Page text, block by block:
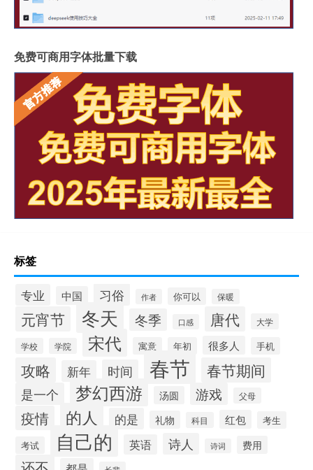
免费可商用字体批量下载
标签
专业 中国 习俗 作者 你可以 保暖
元宵节 冬天 冬季 口感 唐代 大学
学校 学院 宋代 寓意 年初 很多人 手机
攻略 新年 时间 春节 春节期间
是一个 梦幻西游 汤圆 游戏 父母
疫情 的人 的是 礼物 科目 红包
考生
考试
自己的 英语 诗人 诗词 费用